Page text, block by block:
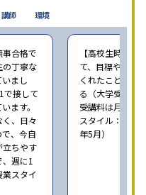
事合格で
の丁寧な
まし
で接して
ます。
、日々
、今自
立ちやす
、週に1
スタイ
【高校生時の通
て、目標や勉強
くれたことが、
る（大学受験で
受講料は月
スタイル：個別
年5月）
講師 環境